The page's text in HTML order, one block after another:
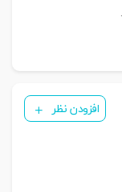
افزودن نظر